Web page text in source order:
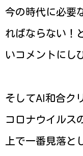
今の時代に必要
ればならない！
いコメントにし
そしてAI和合ク
コロナウイルス
上で一番見落と